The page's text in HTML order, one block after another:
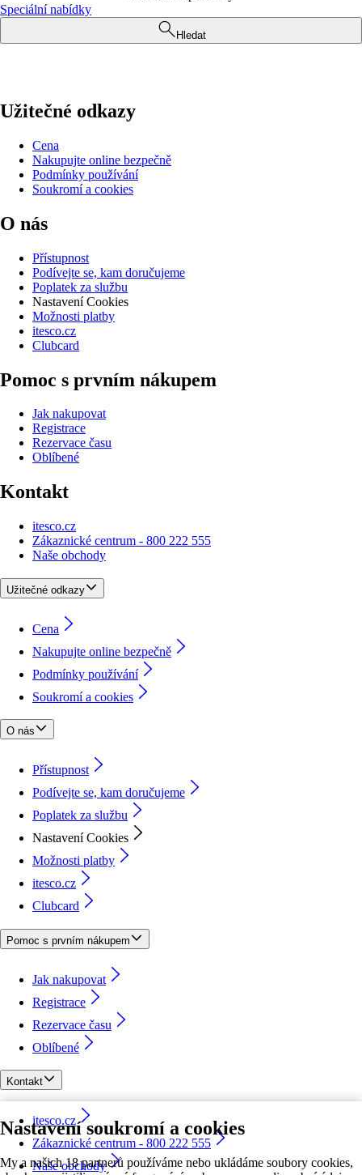
Nastavení soukromí a cookies
My a našich 18 partnerů používáme nebo ukládáme soubory cookies,
Speciální nabídky
Hledat
Užitečné odkazy
Cena
Nakupujte online bezpečně
Podmínky používání
Soukromí a cookies
O nás
Přístupnost
Podívejte se, kam doručujeme
Poplatek za službu
Nastavení Cookies
Možnosti platby
itesco.cz
Clubcard
Pomoc s prvním nákupem
Jak nakupovat
Registrace
Rezervace času
Oblíbené
Kontakt
itesco.cz
Zákaznické centrum - 800 222 555
Naše obchody
Užitečné odkazy
Cena
Nakupujte online bezpečně
Podmínky používání
Soukromí a cookies
O nás
Přístupnost
Podívejte se, kam doručujeme
Poplatek za službu
Nastavení Cookies
Možnosti platby
itesco.cz
Clubcard
Pomoc s prvním nákupem
Jak nakupovat
Registrace
Rezervace času
Oblíbené
Kontakt
itesco.cz
Zákaznické centrum - 800 222 555
Naše obchody